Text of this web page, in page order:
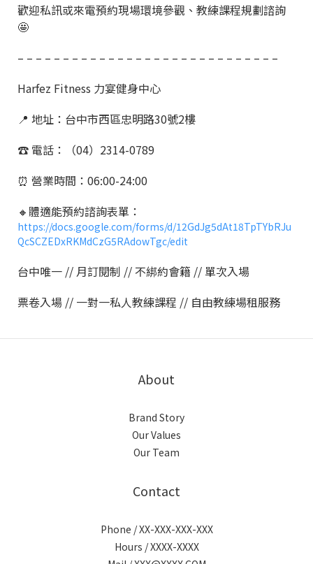
歡迎私訊或來電預約現場環境參觀、教練課程規劃諮詢
🤩
– – – – – – – – – – – – – – – – – – – – – – – – – – – – –
Harfez Fitness 力宴健身中心
📍 地址：台中市西區忠明路30號2樓
☎️ 電話：（04）2314-0789
⏰ 營業時間：06:00-24:00
🔸體適能預約諮詢表單：
https://docs.google.com/forms/d/12GdJg5dAt18TpTYbRJu
QcSCZEDxRKMdCzG5RAdowTgc/edit
台中唯一 // 月訂閱制 // 不綁約會籍 // 單次入場
票卷入場 // 一對一私人教練課程 // 自由教練場租服務
About
Brand Story
Our Values
Our Team
Contact
Phone / XX-XXX-XXX-XXX
Hours / XXXX-XXXX